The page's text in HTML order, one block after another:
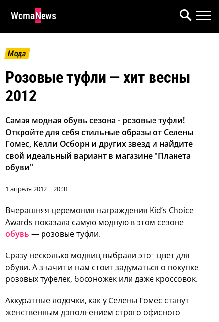
WomaNews
Мода
Розовые туфли — хит весны
2012
Самая модная обувь сезона - розовые туфли!
Откройте для себя стильные образы от Селены
Гомес, Келли Осборн и других звезд и найдите
свой идеальный вариант в магазине "Планета
обуви"
1 апреля 2012 | 20:31
Вчерашняя церемония награждения Kid’s Choice
Awards показала самую модную в этом сезоне
обувь — розовые туфли.
Сразу несколько модниц выбрали этот цвет для
обуви. А значит и нам стоит задуматься о покупке
розовых туфелек, босоножек или даже кроссовок.
Аккуратные лодочки, как у Селены Гомес станут
женственным дополнением строго офисного